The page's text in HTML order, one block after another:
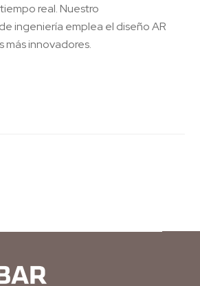
real. Nuestro
ingeniería emplea el diseño AR
más innovadores.